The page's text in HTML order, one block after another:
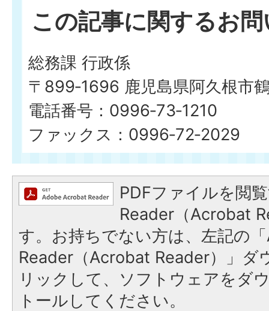
この記事に関するお
総務課 行政係
〒899‐1696 鹿児島県阿久根市
電話番号：0996‐73‐1210
ファックス：0996‐72‐2029
PDFファイルを閲
Reader（Acrobat
す。お持ちでない方は、左記の
Reader（Acrobat Reader）」ダ
リックして、ソフトウェアをダ
トールしてください。